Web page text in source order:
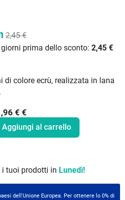
2,45 €
prima dello sconto: 2,45 €
colore ecrù, realizzata in lana
€ €
Aggiungi al carrello
i tuoi prodotti in Lunedì!
dell'Unione Europea. Per ottenere lo 0% di